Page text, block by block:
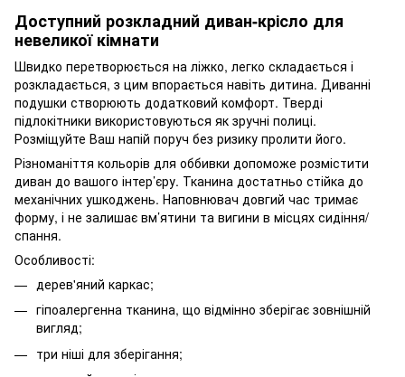
Доступний розкладний диван-крісло для
невеликої кімнати
Швидко перетворюється на ліжко, легко складається і
розкладається, з цим впорається навіть дитина. Диванні
подушки створюють додатковий комфорт. Тверді
підлокітники використовуються як зручні полиці.
Розміщуйте Ваш напій поруч без ризику пролити його.
Різноманіття кольорів для оббивки допоможе розмістити
диван до вашого інтер’єру. Тканина достатньо стійка до
механічних ушкоджень. Наповнювач довгий час тримає
форму, і не залишає вм’ятини та вигини в місцях сидіння/
спання.
Особливості:
дерев'яний каркас;
гіпоалергенна тканина, що відмінно зберігає зовнішній
вигляд;
три ніші для зберігання;